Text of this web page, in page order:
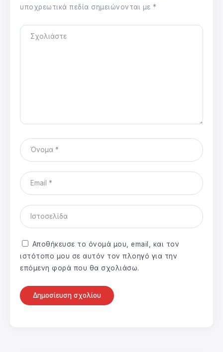
υποχρεωτικά πεδία σημειώνονται με *
Αποθήκευσε το όνομά μου, email, και τον
ιστότοπο μου σε αυτόν τον πλοηγό για την
επόμενη φορά που θα σχολιάσω.